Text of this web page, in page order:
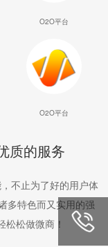
O2O平台
O2O平台
质的服务
不止为了好的用户体
多特色而又实用的强
松做微商！